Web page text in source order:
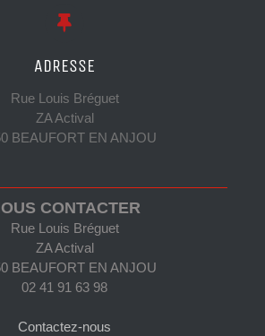
ADRESSE
Rue Louis Bréguet
ZA Actival
BEAUFORT EN ANJOU
CONTACTER
Rue Louis Bréguet
ZA Actival
BEAUFORT EN ANJOU
02 41 91 63 98
Contactez-nous